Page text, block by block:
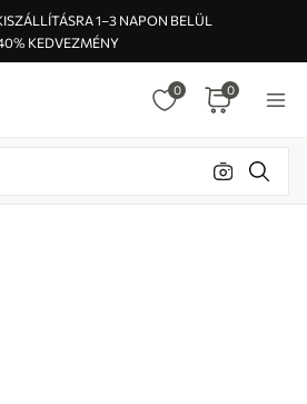
1–3 NAPON BELÜL
KEDVEZMÉNY
0 0